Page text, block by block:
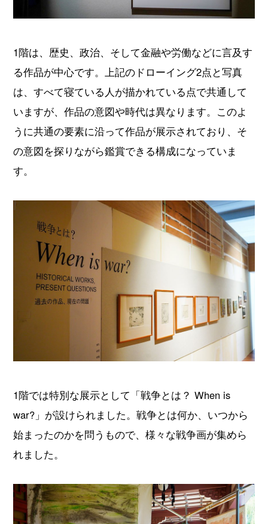
1階は、歴史、政治、そして金融や労働などに言及す
る作品が中心です。上記のドローイング2点と写真
は、すべて寝ている人が描かれている点で共通して
いますが、作品の意図や時代は異なります。このよ
うに共通の要素に沿って作品が展示されており、そ
の意図を探りながら鑑賞できる構成になっていま
す。
1階では特別な展示として「戦争とは？ When is
war?」が設けられました。戦争とは何か、いつから
始まったのかを問うもので、様々な戦争画が集めら
れました。